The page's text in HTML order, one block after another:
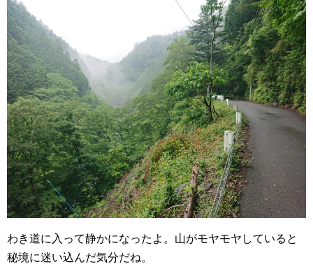
わき道に入って静かになったよ。山がモヤモヤしていると
秘境に迷い込んだ気分だね。